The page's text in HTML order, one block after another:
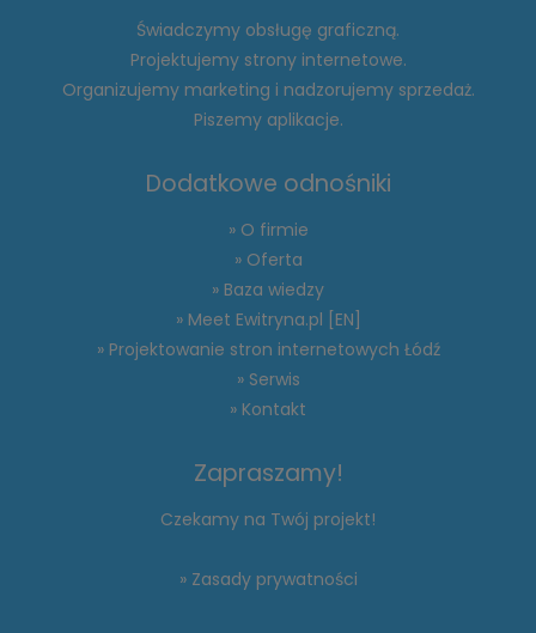
Świadczymy obsługę graficzną.
Projektujemy strony internetowe.
Organizujemy marketing i nadzorujemy sprzedaż.
Piszemy aplikacje.
Dodatkowe odnośniki
» O firmie
» Oferta
» Baza wiedzy
» Meet Ewitryna.pl [EN]
» Projektowanie stron internetowych Łódź
» Serwis
» Kontakt
Zapraszamy!
Czekamy na Twój projekt!
» Zasady prywatności